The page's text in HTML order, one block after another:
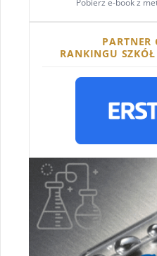
PARTNER
RANKINGU